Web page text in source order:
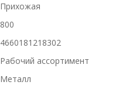
Прихожая
800
4660181218302
Рабочий ассортимент
Металл